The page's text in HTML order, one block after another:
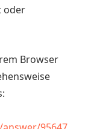
oder
Browser